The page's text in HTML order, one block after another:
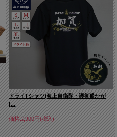
ドライTシャツ(海上自衛隊・護衛艦かが
[...
価格:2,900円(税込)